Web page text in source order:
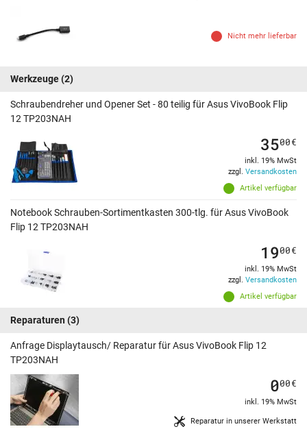
Nicht mehr lieferbar
Werkzeuge(2)
Schraubendreher und Opener Set - 80 teilig für Asus VivoBook Flip
12 TP203NAH
Artikel verfügbar
3500€
inkl. 19% MwSt
zzgl. Versandkosten
Notebook Schrauben-Sortimentkasten 300-tlg. für Asus VivoBook
Flip 12 TP203NAH
Artikel verfügbar
1900€
inkl. 19% MwSt
zzgl. Versandkosten
Reparaturen (3)
Anfrage Displaytausch/ Reparatur für Asus VivoBook Flip 12
TP203NAH
Reparatur in unserer Werkstatt
000€
inkl. 19% MwSt